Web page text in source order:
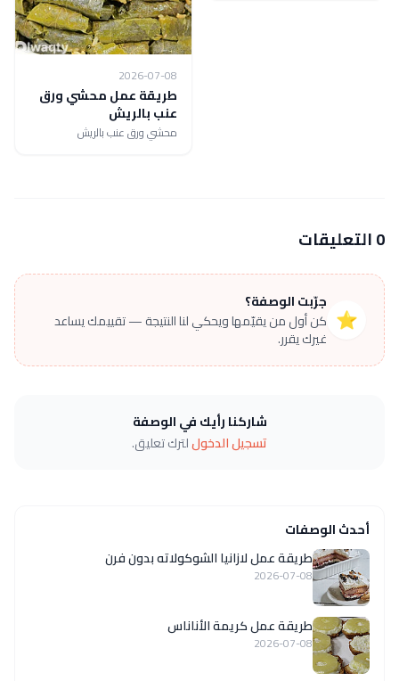
2026-07-08
طريقة عمل محشي ورق
عنب بالريش
محشي ورق عنب بالريش
0 التعليقات
⭐
جرّبت الوصفة؟
كن أول من يقيّمها ويحكي لنا النتيجة — تقييمك يساعد
غيرك يقرر.
شاركنا رأيك في الوصفة
تسجيل الدخوللترك تعليق.
أحدث الوصفات
طريقة عمل لازانيا الشوكولاته بدون فرن
2026-07-08
طريقة عمل كريمة الأناناس
2026-07-08